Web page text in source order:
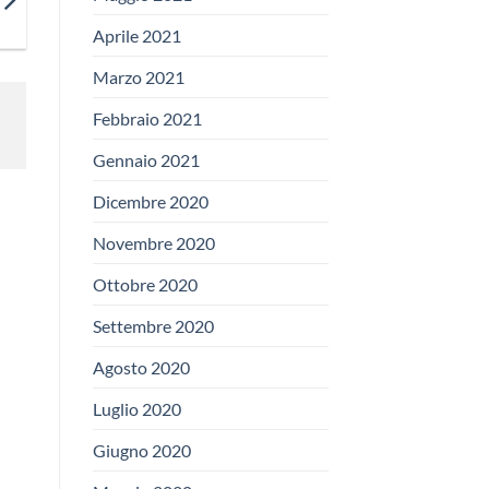
Aprile 2021
Marzo 2021
Febbraio 2021
Gennaio 2021
Dicembre 2020
Novembre 2020
Ottobre 2020
Settembre 2020
Agosto 2020
Luglio 2020
Giugno 2020